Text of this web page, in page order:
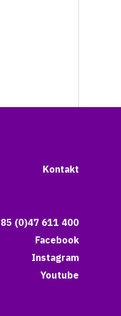
Kontakt
(0)47 611 400
Facebook
Instagram
Youtube